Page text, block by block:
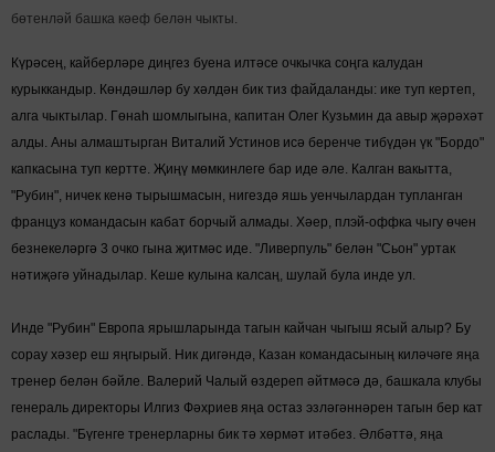
бөтенләй башка кәеф белән чыкты.
Күрәсең, кайберләре диңгез буена илтәсе очкычка соңга калудан
курыккандыр. Көндәшләр бу хәлдән бик тиз файдаланды: ике туп кертеп,
алга чыктылар. Гөнаһ шомлыгына, капитан Олег Кузьмин да авыр җәрәхәт
алды. Аны алмаштырган Виталий Устинов исә беренче тибүдән үк "Бордо"
капкасына туп кертте. Җиңү мөм­кинлеге бар иде әле. Калган вакытта,
"Рубин", ничек кенә тырышмасын, нигездә яшь уенчылардан тупланган
француз командасын кабат борчый алмады. Хәер, плэй-оффка чыгу өчен
безнекеләргә 3 очко гына җитмәс иде. "Ливерпуль" белән "Сьон" уртак
нәтиҗәгә уйнадылар. Кеше кулына калсаң, шулай була инде ул.
Инде "Рубин" Европа ярышларында тагын кайчан чыгыш ясый алыр? Бу
сорау хәзер еш яңгырый. Ник дигәндә, Казан коман­да­сы­ның киләчәге яңа
тренер белән бәйле. Валерий Чалый өздереп әйтмәсә дә, башкала клубы
генераль директоры Илгиз Фәхриев яңа остаз эзләгәннәрен тагын бер кат
раслады. "Бүгенге тренерларны бик тә хөрмәт итәбез. Әлбәттә, яңа